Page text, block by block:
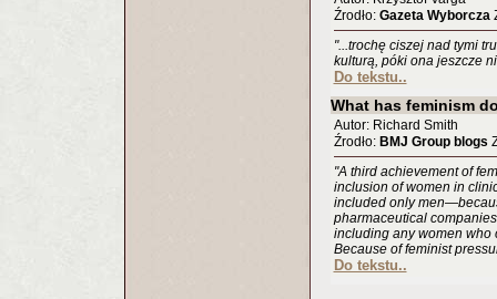
Źrodło: Gazeta Wyborcza
"...trochę ciszej nad tymi
kulturą, póki ona jeszcze
Do tekstu..
What has feminism
Autor: Richard Smith
Źrodło: BMJ Group blogs
"A third achievement of
inclusion of women in
included only
pharmaceutical
including any women who
Because of feminist
Do tekstu..